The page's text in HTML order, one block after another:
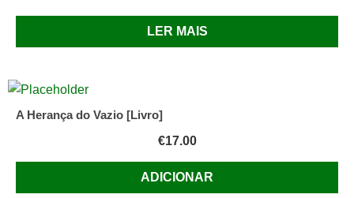
LER MAIS
A Herança do Vazio [Livro]
€17.00
ADICIONAR